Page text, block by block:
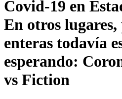
Covid-19 en
En otros lugares,
enteras todavía
esperando:
vs Fiction